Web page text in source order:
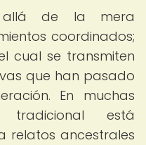
de la mera
coordinados;
cual se transmiten
que han pasado
En muchas
está
relatos ancestrales